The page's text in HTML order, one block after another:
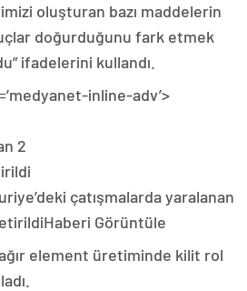
oluşturan bazı maddelerin
doğurduğunu fark etmek
ifadelerini kullandı.
inline-adv’>
çatışmalarda yaralanan
Haberi Görüntüle
element üretiminde kilit rol